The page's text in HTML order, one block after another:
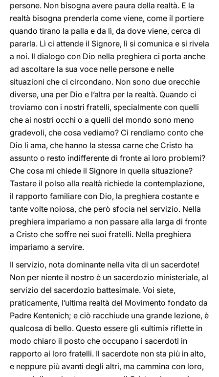
persone. Non bisogna avere paura della realtà. E la
realtà bisogna prenderla come viene, come il portiere
quando tirano la palla e da lì, da dove viene, cerca di
pararla. Lì ci attende il Signore, lì si comunica e si rivela
a noi. Il dialogo con Dio nella preghiera ci porta anche
ad ascoltare la sua voce nelle persone e nelle
situazioni che ci circondano. Non sono due orecchie
diverse, una per Dio e l’altra per la realtà. Quando ci
troviamo con i nostri fratelli, specialmente con quelli
che ai nostri occhi o a quelli del mondo sono meno
gradevoli, che cosa vediamo? Ci rendiamo conto che
Dio li ama, che hanno la stessa carne che Cristo ha
assunto o resto indifferente di fronte ai loro problemi?
Che cosa mi chiede il Signore in quella situazione?
Tastare il polso alla realtà richiede la contemplazione,
il rapporto familiare con Dio, la preghiera costante e
tante volte noiosa, che però sfocia nel servizio. Nella
preghiera impariamo a non passare alla larga di fronte
a Cristo che soffre nei suoi fratelli. Nella preghiera
impariamo a servire.
Il servizio, nota dominante nella vita di un sacerdote!
Non per niente il nostro è un sacerdozio ministeriale, al
servizio del sacerdozio battesimale. Voi siete,
praticamente, l’ultima realtà del Movimento fondato da
Padre Kentenich; e ciò racchiude una grande lezione, è
qualcosa di bello. Questo essere gli «ultimi» riflette in
modo chiaro il posto che occupano i sacerdoti in
rapporto ai loro fratelli. Il sacerdote non sta più in alto,
e neppure più avanti degli altri, ma cammina con loro,